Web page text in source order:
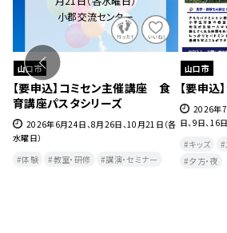
山口市
【要申込】きららバドミントン教室
2026年7月1日、8日 、8月5日、26日、9月2
日、9日、16日、30日(全水曜日)
キッズ
夕方・夜​
山口市
【要申込
チ教室（7
2026年7月
曜日）